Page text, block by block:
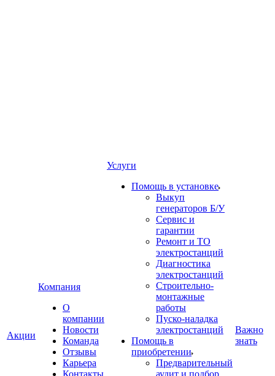
Акции
Компания
О
компании
Новости
Команда
Отзывы
Карьера
Контакты
Услуги
Помощь в установке
Выкуп
генераторов Б/У
Сервис и
гарантии
Ремонт и ТО
электростанций
Диагностика
электростанций
Строительно-
монтажные
работы
Пуско-наладка
электростанций
Помощь в
приобретении
Предварительный
аудит и подбор
Важно
знать